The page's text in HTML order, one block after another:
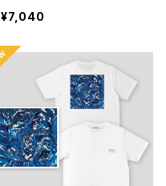
リーブTシャツ
¥7,040